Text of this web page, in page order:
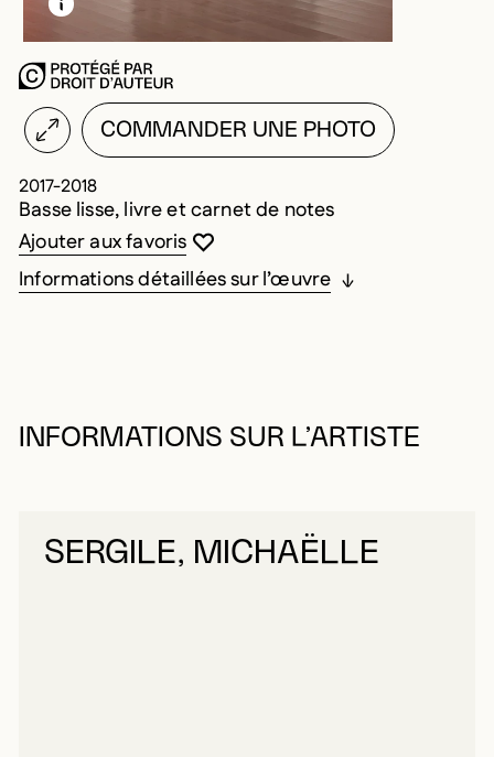
COMMANDER UNE PHOTO
2017-2018
Basse lisse, livre et carnet de notes
Vous devez être connecté pour ajouter
Fermer la modale
Ouvrir la modale
Ajouter aux favoris
Informations détaillées sur l’œuvre
INFORMATIONS SUR L’ARTISTE
SERGILE, MICHAËLLE